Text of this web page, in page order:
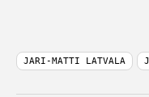
JARI-MATTI LATVALA